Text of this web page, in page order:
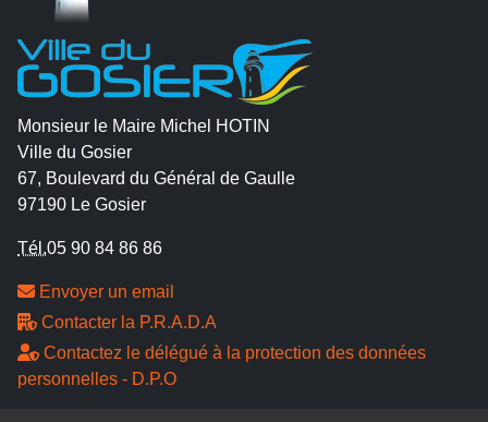
Monsieur le Maire Michel HOTIN
Ville du Gosier
67, Boulevard du Général de Gaulle
97190 Le Gosier
Tél.05 90 84 86 86
Envoyer un email
Contacter la P.R.A.D.A
Contactez le délégué à la protection des données
personnelles - D.P.O